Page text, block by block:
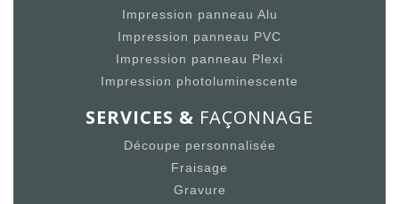
Impression panneau Alu
Impression panneau PVC
Impression panneau Plexi
Impression photoluminescente
SERVICES & FAÇONNAGE
Découpe personnalisée
Fraisage
Gravure